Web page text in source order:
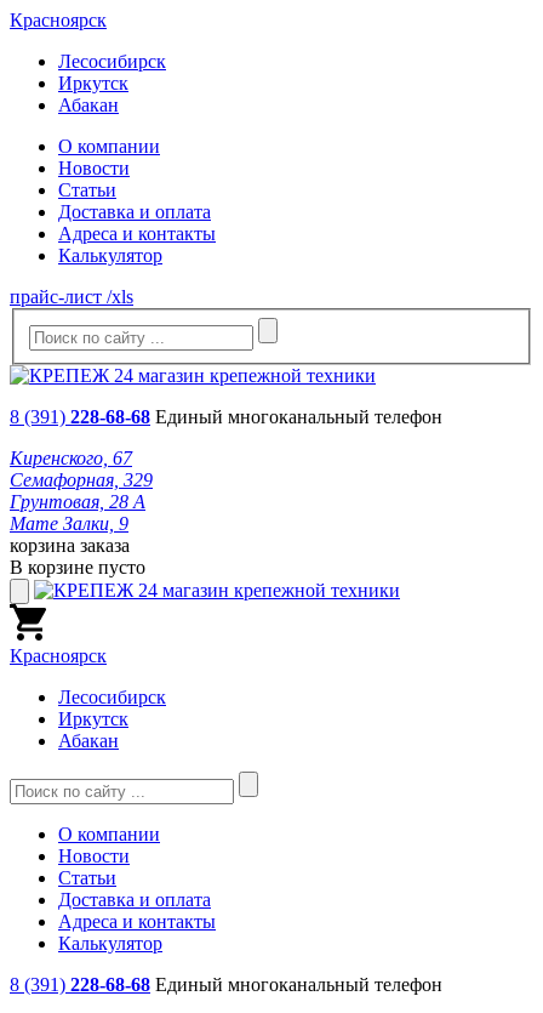
Красноярск
Лесосибирск
Иркутск
Абакан
О компании
Новости
Статьи
Доставка и оплата
Адреса и контакты
Калькулятор
прайс-лист /xls
8 (391) 228-68-68 Единый многоканальный телефон
Киренского, 67
Семафорная, 329
Грунтовая, 28 А
Мате Залки, 9
корзина заказа
В корзине пусто
Красноярск
Лесосибирск
Иркутск
Абакан
О компании
Новости
Статьи
Доставка и оплата
Адреса и контакты
Калькулятор
8 (391) 228-68-68 Единый многоканальный телефон